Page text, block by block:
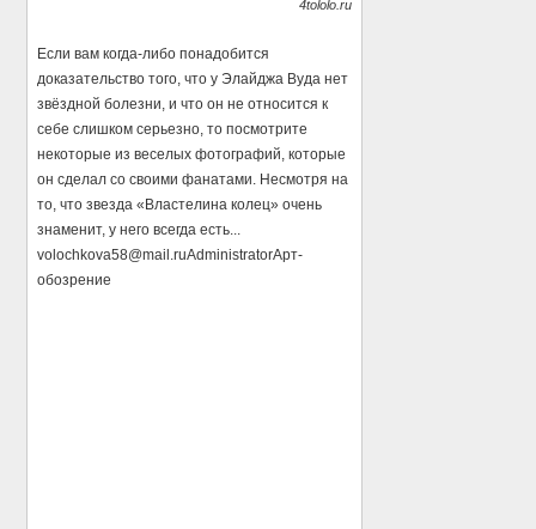
4tololo.ru
Если вам когда-либо понадобится
доказательство того, что у Элайджа Вуда нет
звёздной болезни, и что он не относится к
себе слишком серьезно, то посмотрите
некоторые из веселых фотографий, которые
он сделал со своими фанатами. Несмотря на
то, что звезда «Властелина колец» очень
знаменит, у него всегда есть...
volochkova58@mail.ruAdministratorАрт-
обозрение